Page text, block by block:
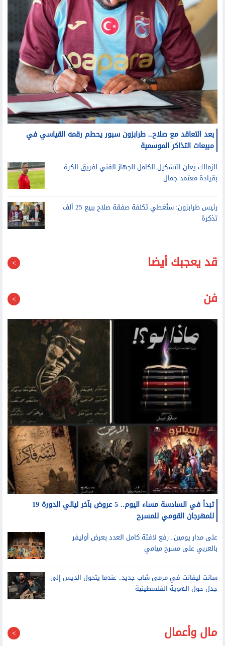
بعد التعاقد مع صلاح.. طرابزون سبور يحطم رقمه القياسي في
مبيعات التذاكر الموسمية
الزمالك يعلن التشكيل الكامل للجهاز الفني لفريق الكرة
بقيادة معتمد جمال
رئيس طرابزون: سنُغطي تكلفة صفقة صلاح ببيع 25 ألف
تذكرة
قد يعجبك أيضا
فن
تبدأ في السادسة مساء اليوم.. 5 عروض بآخر ليالي الدورة 19
للمهرجان القومي للمسرح
على مدار يومين.. رفع لافتة كامل العدد بعرض أوليفر
بالعربي على مسرح ميامي
سانت ليفانت في مرمى شاب جديد.. عندما يتحول الديس إلى
جدل حول الهوية الفلسطينية
مال وأعمال